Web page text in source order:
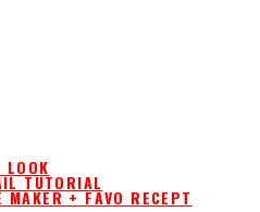
LOOK
TUTORIAL
+ FAVO RECEPT